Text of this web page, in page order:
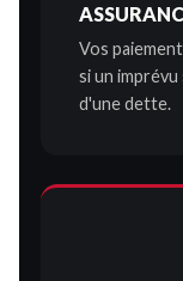
Vos
si un
d'une dette.